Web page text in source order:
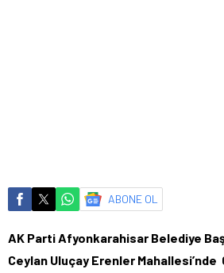
ABONE OL
AK Parti Afyonkarahisar Belediye
Ceylan Uluçay Erenler Mahallesi’nde